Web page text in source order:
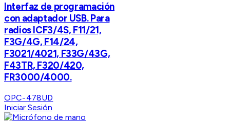
Interfaz de programación
con adaptador USB. Para
radios ICF3/4S, F11/21,
F3G/4G, F14/24,
F3021/4021, F33G/43G,
F43TR, F320/420,
FR3000/4000.
OPC-478UD
Iniciar Sesión